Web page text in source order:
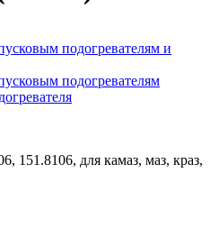
подогревателям и
подогревателям
151.8106, для камаз, маз, краз,